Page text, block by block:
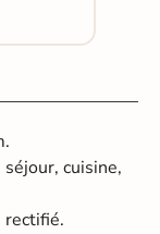
cuisine,
rectifié.